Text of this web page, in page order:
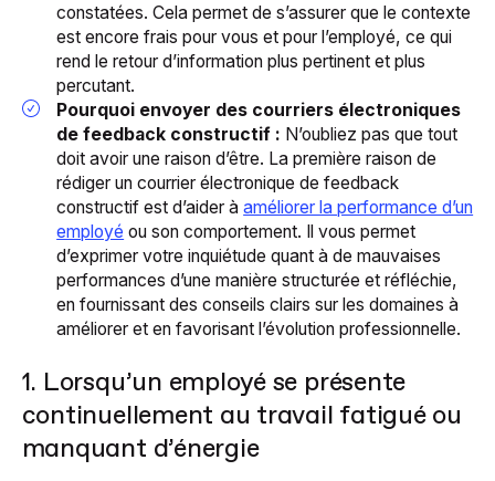
constatées. Cela permet de s’assurer que le contexte
est encore frais pour vous et pour l’employé, ce qui
rend le retour d’information plus pertinent et plus
percutant.
Pourquoi envoyer des courriers électroniques
de feedback constructif : N’oubliez pas que tout
doit avoir une raison d’être. La première raison de
rédiger un courrier électronique de feedback
constructif est d’aider àaméliorer la performance d’un
employé ou son comportement. Il vous permet
d’exprimer votre inquiétude quant à de mauvaises
performances d’une manière structurée et réfléchie,
en fournissant des conseils clairs sur les domaines à
améliorer et en favorisant l’évolution professionnelle.
1. Lorsqu’un employé se présente
continuellement au travail fatigué ou
manquant d’énergie